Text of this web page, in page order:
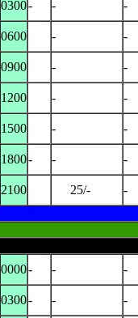
0300- - -
0600 - -
0900 - -
1200 - -
1500 - -
1800- - -
2100 25/-
-
0000- - -
0300- - -